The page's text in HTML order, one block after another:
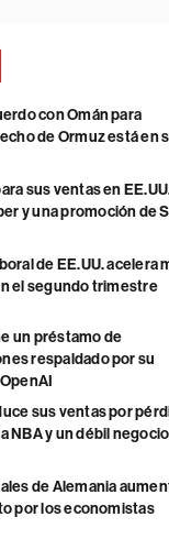
con Omán para
de Ormuz está en
sus ventas en
y una promoción de
de EE.UU. acelera
el segundo trimestre
un préstamo de
respaldado por su
sus ventas por
NBA y un débil
de Alemania
por los economistas